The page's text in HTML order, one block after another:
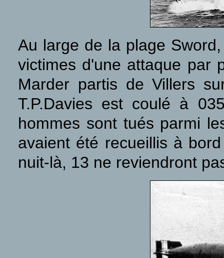
Au large de la plage
victimes d'une attaque par
Marder partis de Villers
T.P.Davies est coulé à
hommes sont tués parmi
avaient été recueillis à
nuit-là, 13 ne reviendront